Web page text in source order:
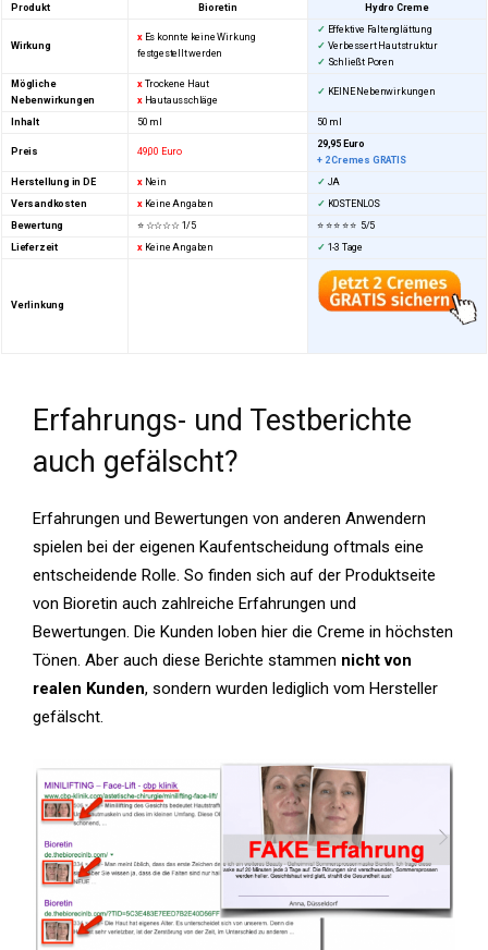
Produkt Bioretin Hydro Creme
Wirkung
xEs konnte keine Wirkung
festgestellt werden
✓ Effektive Faltenglättung
✓ Verbessert Hautstruktur
✓ Schließt Poren
Mögliche
Nebenwirkungen
xTrockene Haut
xHautausschläge
✓ KEINE Nebenwirkungen
Inhalt 50 ml 50 ml
Preis 49,00 Euro
29,95 Euro
+ 2 Cremes GRATIS
Herstellung in DE
xNein ✓ JA
Versandkosten
xKeine Angaben ✓ KOSTENLOS
Bewertung
⭐ ☆☆☆☆ 1/5 ⭐ ⭐ ⭐ ⭐ ⭐ 5/5
Lieferzeit
xKeine Angaben ✓ 1-3 Tage
Verlinkung
Erfahrungs- und Testberichte
auch gefälscht?
Erfahrungen und Bewertungen von anderen Anwendern
spielen bei der eigenen Kaufentscheidung oftmals eine
entscheidende Rolle. So finden sich auf der Produktseite
von Bioretin auch zahlreiche Erfahrungen und
Bewertungen. Die Kunden loben hier die Creme in höchsten
Tönen. Aber auch diese Berichte stammen nicht von
realen Kunden, sondern wurden lediglich vom Hersteller
gefälscht.